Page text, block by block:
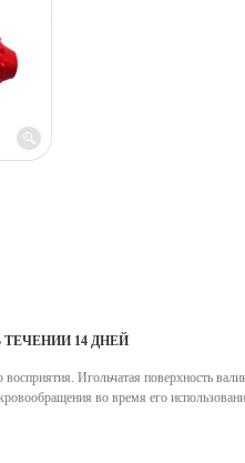
14 ДНЕЙ
Игольчатая поверхность
во время его